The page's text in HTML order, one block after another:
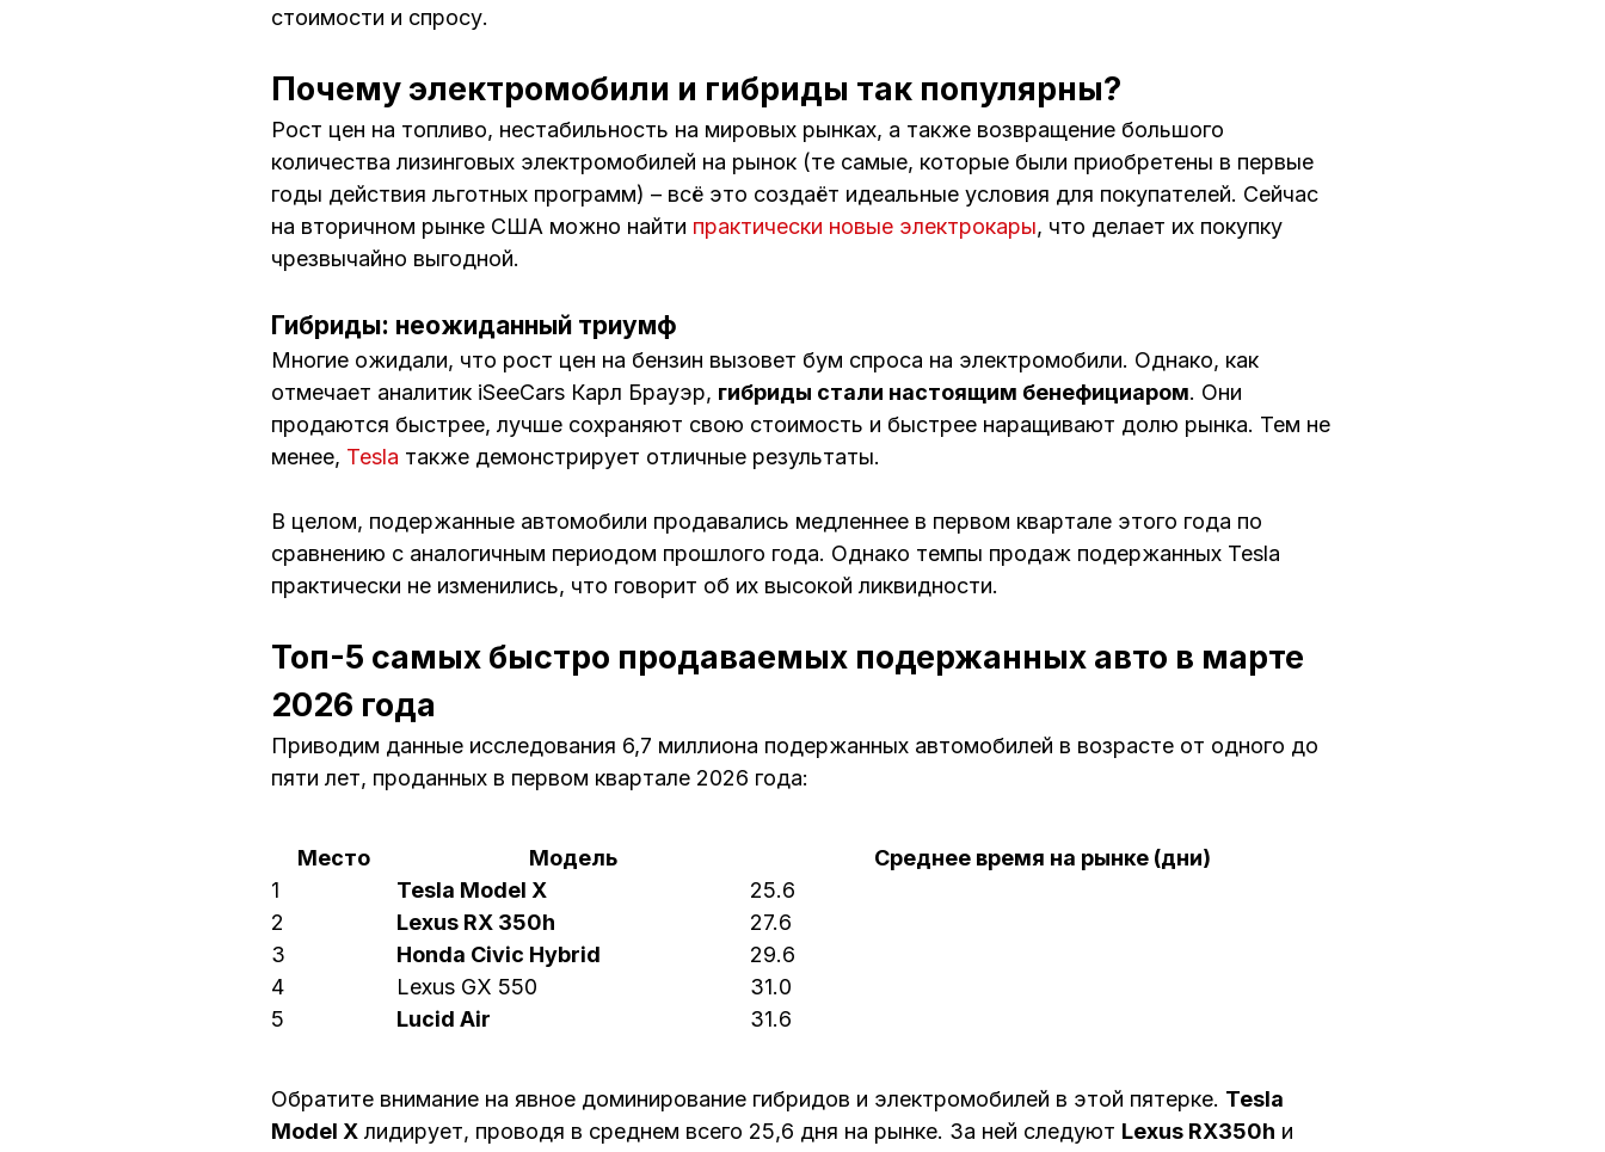
стоимости и спросу.
Почему электромобили и гибриды так популярны?
Рост цен на топливо, нестабильность на мировых рынках, а также возвращение большого
количества лизинговых электромобилей на рынок (те самые, которые были приобретены в первые
годы действия льготных программ) – всё это создаёт идеальные условия для покупателей. Сейчас
на вторичном рынке США можно найти практически новые электрокары, что делает их покупку
чрезвычайно выгодной.
Гибриды: неожиданный триумф
Многие ожидали, что рост цен на бензин вызовет бум спроса на электромобили. Однако, как
отмечает аналитик iSeeCars Карл Брауэр, гибриды стали настоящим бенефициаром. Они
продаются быстрее, лучше сохраняют свою стоимость и быстрее наращивают долю рынка. Тем не
менее, Tesla также демонстрирует отличные результаты.
В целом, подержанные автомобили продавались медленнее в первом квартале этого года по
сравнению с аналогичным периодом прошлого года. Однако темпы продаж подержанных Tesla
практически не изменились, что говорит об их высокой ликвидности.
Топ-5 самых быстро продаваемых подержанных авто в марте
2026 года
Приводим данные исследования 6,7 миллиона подержанных автомобилей в возрасте от одного до
пяти лет, проданных в первом квартале 2026 года:
Место Модель
Среднее время на рынке (дни)
1
Tesla Model X
25.6
2
Lexus RX 350h
27.6
3
Honda Civic Hybrid
29.6
4
Lexus GX 550
31.0
5
Lucid Air 31.6
Обратите внимание на явное доминирование гибридов и электромобилей в этой пятерке. Tesla
Model X лидирует, проводя в среднем всего 25,6 дня на рынке. За ней следуют Lexus RX350h и